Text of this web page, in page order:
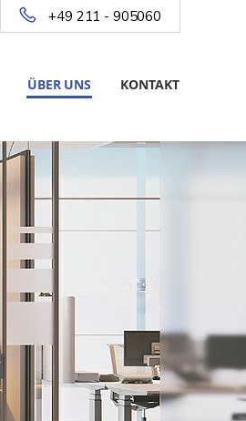
+49 211 - 905060
ÜBER UNS KONTAKT